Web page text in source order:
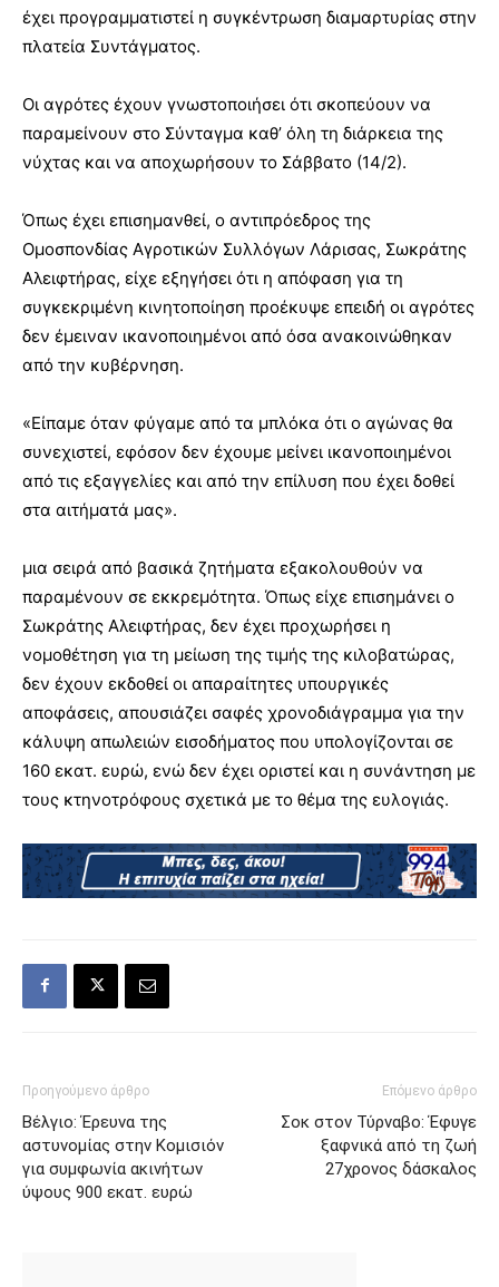
έχει προγραμματιστεί η συγκέντρωση διαμαρτυρίας στην
πλατεία Συντάγματος.
Οι αγρότες έχουν γνωστοποιήσει ότι σκοπεύουν να
παραμείνουν στο Σύνταγμα καθ’ όλη τη διάρκεια της
νύχτας και να αποχωρήσουν το Σάββατο (14/2).
Όπως έχει επισημανθεί, ο αντιπρόεδρος της
Ομοσπονδίας Αγροτικών Συλλόγων Λάρισας, Σωκράτης
Αλειφτήρας, είχε εξηγήσει ότι η απόφαση για τη
συγκεκριμένη κινητοποίηση προέκυψε επειδή οι αγρότες
δεν έμειναν ικανοποιημένοι από όσα ανακοινώθηκαν
από την κυβέρνηση.
«Είπαμε όταν φύγαμε από τα μπλόκα ότι ο αγώνας θα
συνεχιστεί, εφόσον δεν έχουμε μείνει ικανοποιημένοι
από τις εξαγγελίες και από την επίλυση που έχει δοθεί
στα αιτήματά μας».
μια σειρά από βασικά ζητήματα εξακολουθούν να
παραμένουν σε εκκρεμότητα. Όπως είχε επισημάνει ο
Σωκράτης Αλειφτήρας, δεν έχει προχωρήσει η
νομοθέτηση για τη μείωση της τιμής της κιλοβατώρας,
δεν έχουν εκδοθεί οι απαραίτητες υπουργικές
αποφάσεις, απουσιάζει σαφές χρονοδιάγραμμα για την
κάλυψη απωλειών εισοδήματος που υπολογίζονται σε
160 εκατ. ευρώ, ενώ δεν έχει οριστεί και η συνάντηση με
τους κτηνοτρόφους σχετικά με το θέμα της ευλογιάς.
Προηγούμενο άρθρο
Βέλγιο: Έρευνα της
αστυνομίας στην Κομισιόν
για συμφωνία ακινήτων
ύψους 900 εκατ. ευρώ
Επόμενο άρθρο
Σοκ στον Τύρναβο: Έφυγε
ξαφνικά από τη ζωή
27χρονος δάσκαλος